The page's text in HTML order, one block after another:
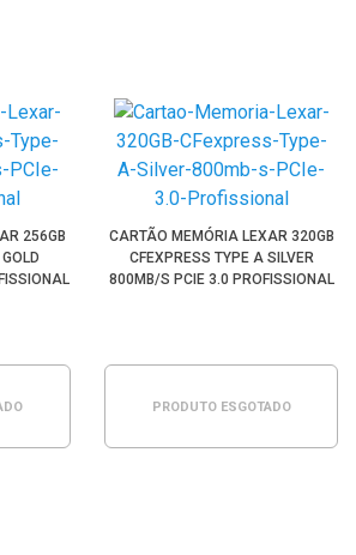
256GB
CARTÃO MEMÓRIA LEXAR 320GB
CFEXPRESS TYPE A SILVER
800MB/S PCIE 3.0 PROFISSIONAL
PRODUTO ESGOTADO